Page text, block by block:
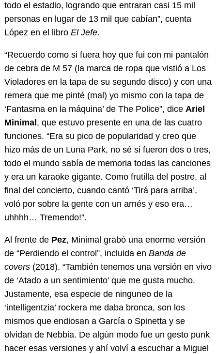
todo el estadio, logrando que entraran casi 15 mil
personas en lugar de 13 mil que cabían”, cuenta
López en el libro El Jefe.
“Recuerdo como si fuera hoy que fui con mi pantalón
de cebra de M 57 (la marca de ropa que vistió a Los
Violadores en la tapa de su segundo disco) y con una
remera que me pinté (mal) yo mismo con la tapa de
‘Fantasma en la máquina’ de The Police”, dice Ariel
Minimal , que estuvo presente en una de las cuatro
funciones. “Era su pico de popularidad y creo que
hizo más de un Luna Park, no sé si fueron dos o tres,
todo el mundo sabía de memoria todas las canciones
y era un karaoke gigante. Como frutilla del postre, al
final del concierto, cuando cantó ‘Tirá para arriba’,
voló por sobre la gente con un arnés y eso era…
uhhhh… Tremendo!”.
Al frente de Pez, Minimal grabó una enorme versión
de “Perdiendo el control”, incluida en Banda de
covers(2018). “También tenemos una versión en vivo
de ‘Atado a un sentimiento’ que me gusta mucho.
Justamente, esa especie de ninguneo de la
‘intelligentzia’ rockera me daba bronca, son los
mismos que endiosan a García o Spinetta y se
olvidan de Nebbia. De algún modo fue un gesto punk
hacer esas versiones y ahí volví a escuchar a Miguel